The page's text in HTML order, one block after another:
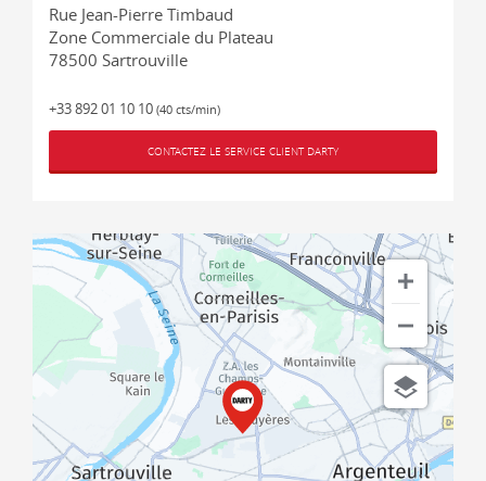
Rue Jean-Pierre Timbaud
Zone Commerciale du Plateau
78500 Sartrouville
+33 892 01 10 10 (40 cts/min)
CONTACTEZ LE SERVICE CLIENT DARTY